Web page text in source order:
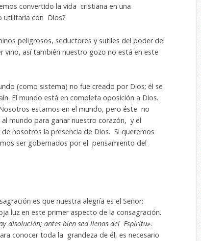
convertido la vida cristiana en una
utilitaria con Dios?
peligrosos, seductores y sutiles del poder del
vino, así también nuestro gozo no está en este
(como sistema) no fue creado por Dios; él se
El mundo está en completa oposición a Dios.
estamos en el mundo, pero éste no
mundo para ganar nuestro corazón, y el
nosotros la presencia de Dios. Si queremos
ser gobernados por el pensamiento del
es que nuestra alegría es el Señor;
luz en este primer aspecto de la consagración.
disolución; antes bien sed llenos del Espíritu».
conocer toda la grandeza de él, es necesario